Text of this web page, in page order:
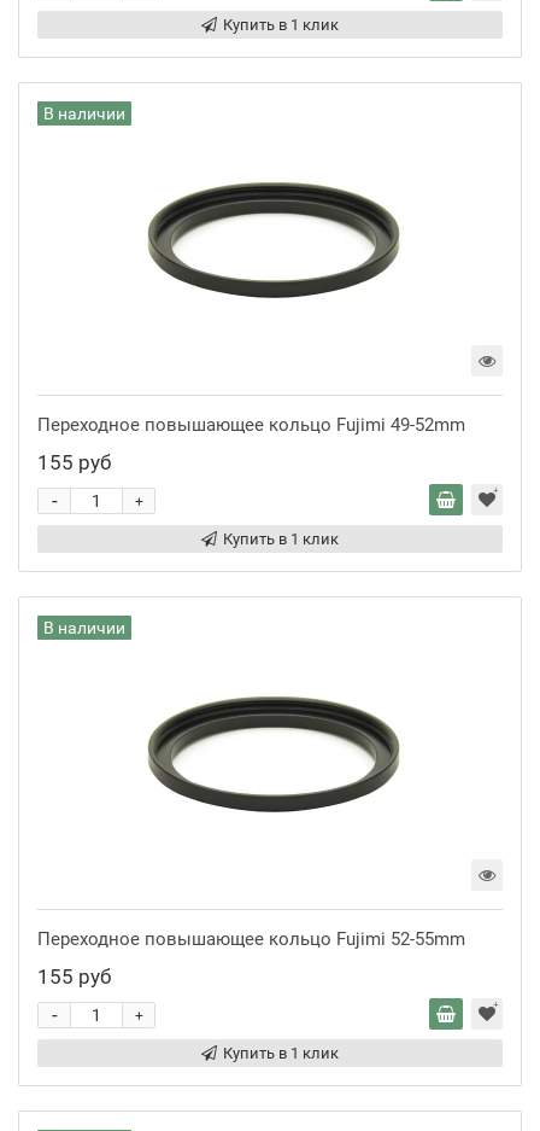
Купить в 1 клик
В наличии
Переходное повышающее кольцо Fujimi 49-52mm
155 руб
+
-
Купить в 1 клик
В наличии
Переходное повышающее кольцо Fujimi 52-55mm
155 руб
+
-
Купить в 1 клик